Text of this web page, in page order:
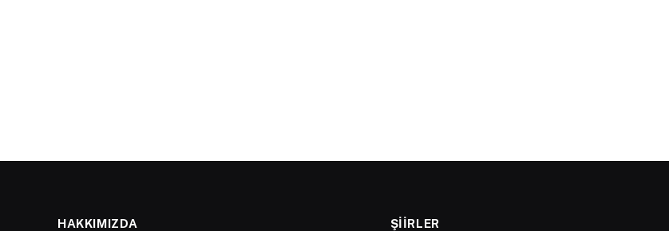
HAKKIMIZDA ŞIIRLER